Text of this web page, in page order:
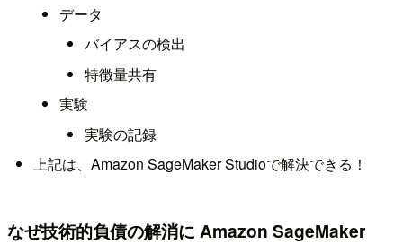
データ
バイアスの検出
特徴量共有
実験
実験の記録
上記は、Amazon SageMaker Studioで解決できる！
なぜ技術的負債の解消に Amazon SageMaker